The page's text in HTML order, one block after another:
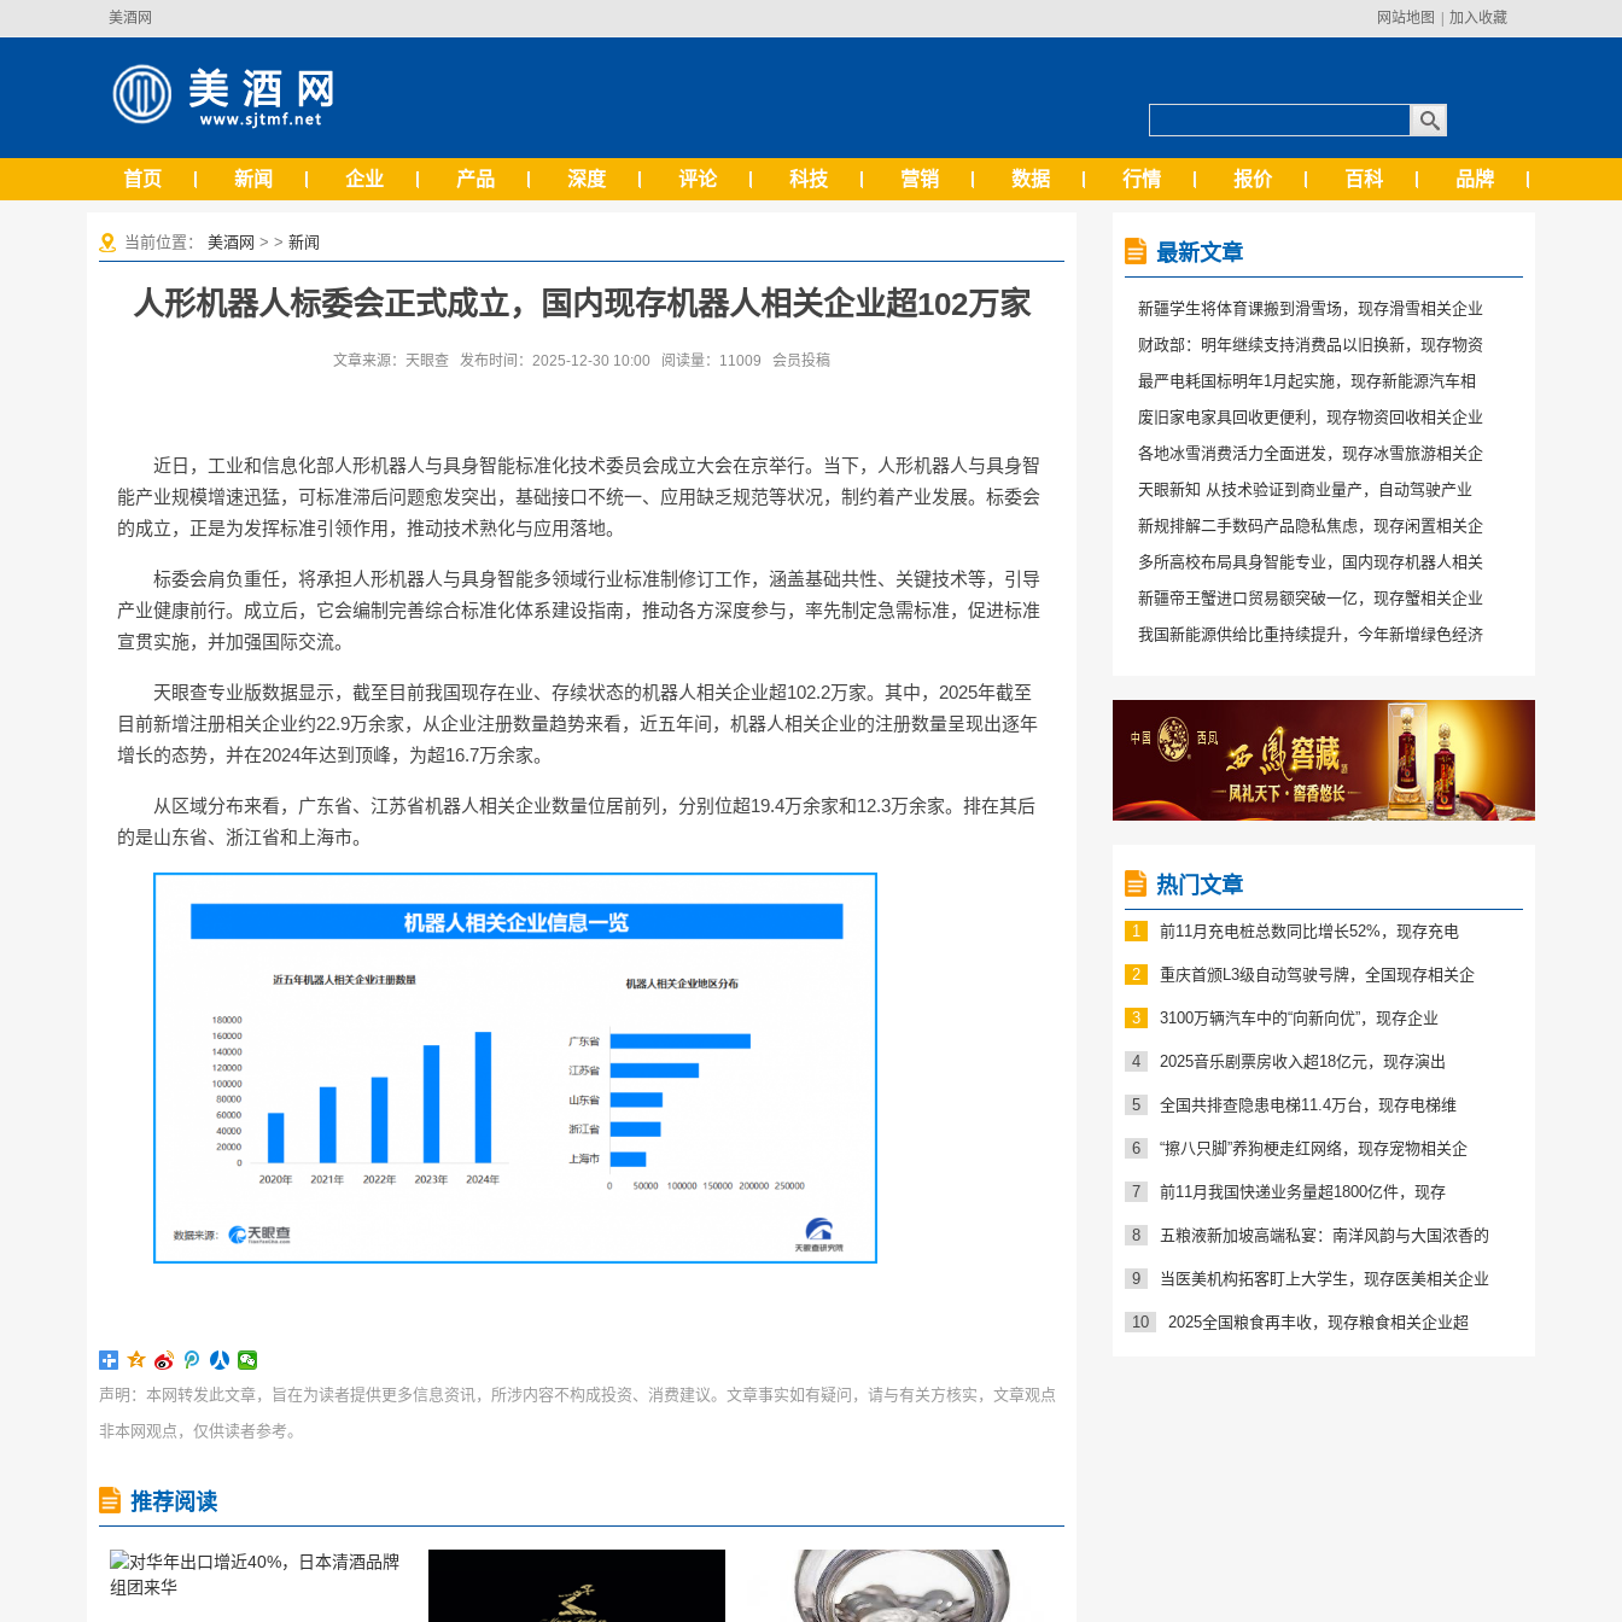
美酒网 网站地图 加入收藏
首页 新闻 企业 产品 深度 评论 科技 营销 数据 行情 报价 百科 品牌
当前位置： 美酒网 > > 新闻
人形机器人标委会正式成立，国内现存机器人相关企业超102万家
文章来源：天眼查 发布时间：2025-12-30 10:00 阅读量：11009 会员投稿
近日，工业和信息化部人形机器人与具身智能标准化技术委员会成立大会在京举行。当下，人形机器人与具身智
能产业规模增速迅猛，可标准滞后问题愈发突出，基础接口不统一、应用缺乏规范等状况，制约着产业发展。标委会
的成立，正是为发挥标准引领作用，推动技术熟化与应用落地。
标委会肩负重任，将承担人形机器人与具身智能多领域行业标准制修订工作，涵盖基础共性、关键技术等，引导
产业健康前行。成立后，它会编制完善综合标准化体系建设指南，推动各方深度参与，率先制定急需标准，促进标准
宣贯实施，并加强国际交流。
天眼查专业版数据显示，截至目前我国现存在业、存续状态的机器人相关企业超102.2万家。其中，2025年截至
目前新增注册相关企业约22.9万余家，从企业注册数量趋势来看，近五年间，机器人相关企业的注册数量呈现出逐年
增长的态势，并在2024年达到顶峰，为超16.7万余家。
从区域分布来看，广东省、江苏省机器人相关企业数量位居前列，分别位超19.4万余家和12.3万余家。排在其后
的是山东省、浙江省和上海市。
声明：本网转发此文章，旨在为读者提供更多信息资讯，所涉内容不构成投资、消费建议。文章事实如有疑问，请与有关方核实，文章观点
非本网观点，仅供读者参考。
推荐阅读
最新文章
新疆学生将体育课搬到滑雪场，现存滑雪相关企业
财政部：明年继续支持消费品以旧换新，现存物资
最严电耗国标明年1月起实施，现存新能源汽车相
废旧家电家具回收更便利，现存物资回收相关企业
各地冰雪消费活力全面迸发，现存冰雪旅游相关企
天眼新知 从技术验证到商业量产，自动驾驶产业
新规排解二手数码产品隐私焦虑，现存闲置相关企
多所高校布局具身智能专业，国内现存机器人相关
新疆帝王蟹进口贸易额突破一亿，现存蟹相关企业
我国新能源供给比重持续提升，今年新增绿色经济
热门文章
1 前11月充电桩总数同比增长52%，现存充电
2 重庆首颁L3级自动驾驶号牌，全国现存相关企
3 3100万辆汽车中的“向新向优”，现存企业
4 2025音乐剧票房收入超18亿元，现存演出
5 全国共排查隐患电梯11.4万台，现存电梯维
6 “擦八只脚”养狗梗走红网络，现存宠物相关企
7 前11月我国快递业务量超1800亿件，现存
8 五粮液新加坡高端私宴：南洋风韵与大国浓香的
9 当医美机构拓客盯上大学生，现存医美相关企业
10 2025全国粮食再丰收，现存粮食相关企业超